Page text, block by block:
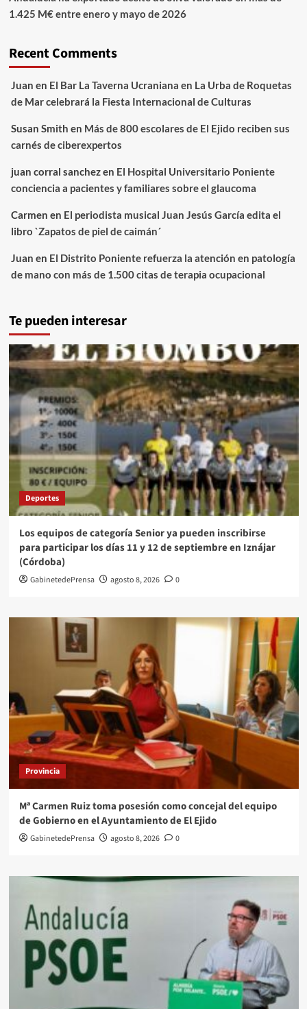
1.425 M€ entre enero y mayo de 2026
Recent Comments
Juan en El Bar La Taverna Ucraniana en La Urba de Roquetas
de Mar celebrará la Fiesta Internacional de Culturas
Susan Smith en Más de 800 escolares de El Ejido reciben sus
carnés de ciberexpertos
juan corral sanchezen El Hospital Universitario Poniente
conciencia a pacientes y familiares sobre el glaucoma
Carmen en El periodista musical Juan Jesús García edita el
libro `Zapatos de piel de caimán´
Juan en El Distrito Poniente refuerza la atención en patología
de mano con más de 1.500 citas de terapia ocupacional
Te pueden interesar
Deportes
Los equipos de categoría Senior ya pueden inscribirse
para participar los días 11 y 12 de septiembre en Iznájar
(Córdoba)
GabinetedePrensa agosto 8, 2026 0
Provincia
Mª Carmen Ruiz toma posesión como concejal del equipo
de Gobierno en el Ayuntamiento de El Ejido
GabinetedePrensa agosto 8, 2026 0